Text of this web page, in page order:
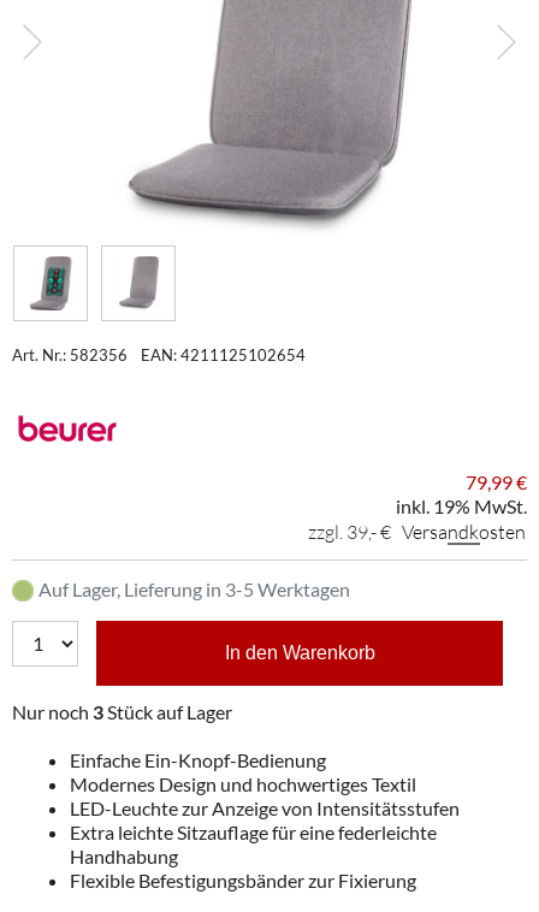
Art. Nr.: 582356 EAN: 4211125102654
79,99 €
inkl. 19% MwSt.
zzgl. 39,- € Versandkosten
Auf Lager, Lieferung in 3-5 Werktagen
In den Warenkorb
Nur noch 3Stück auf Lager
Einfache Ein-Knopf-Bedienung
Modernes Design und hochwertiges Textil
LED-Leuchte zur Anzeige von Intensitätsstufen
Extra leichte Sitzauflage für eine federleichte
Handhabung
Flexible Befestigungsbänder zur Fixierung